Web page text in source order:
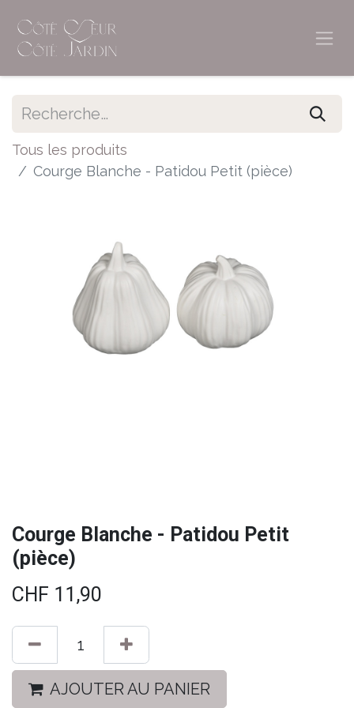
Tous les produits
Courge Blanche - Patidou Petit (pièce)
Courge Blanche - Patidou Petit
(pièce)
CHF 11,90
AJOUTER AU PANIER